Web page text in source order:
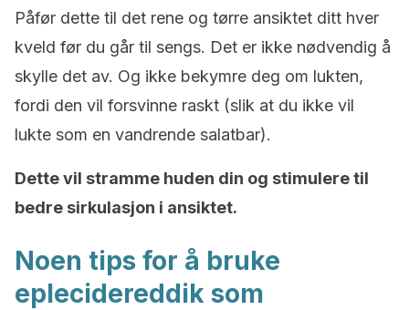
Påfør dette til det rene og tørre ansiktet ditt hver
kveld før du går til sengs. Det er ikke nødvendig å
skylle det av. Og ikke bekymre deg om lukten,
fordi den vil forsvinne raskt (slik at du ikke vil
lukte som en vandrende salatbar).
Dette vil stramme huden din og stimulere til
bedre sirkulasjon i ansiktet.
Noen tips for å bruke
eplecidereddik som